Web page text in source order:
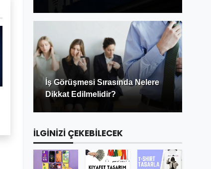
İş Görüşmesi Sırasında Nelere
Dikkat Edilmelidir?
İLGİNİZİ ÇEKEBİLECEK